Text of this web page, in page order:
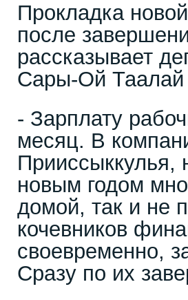
Прокладка
после
рассказывает
Сары-Ой Таалай
- Зарплату
месяц. В
Прииссыккулья,
новым годом
домой, так и не
кочевников
своевременно,
Сразу по их